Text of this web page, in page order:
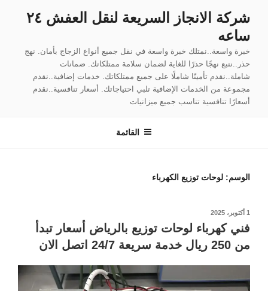
المحتوى
شركة الانجاز السريعة لنقل العفش ٢٤
ساعه
خبرة واسعة..نمتلك خبرة واسعة في نقل جميع أنواع الزجاج بأمان. نهج
حذر..نتبع نهجًا حذرًا للغاية لضمان سلامة ممتلكاتك. ضمانات
شاملة..نقدم تأمينًا شاملًا على جميع ممتلكاتك. خدمات إضافية..نقدم
مجموعة من الخدمات الإضافية تلبي احتياجاتك. أسعار تنافسية..نقدم
أسعارًا تنافسية تناسب جميع ميزانيات
القائمة
الوسم: لوحات توزيع الكهرباء
نُشر
في
1 أكتوبر، 2025
فني كهرباء لوحات توزيع بالرياض أسعار تبدأ
من 250 ريال خدمة سريعة 24/7 اتصل الان